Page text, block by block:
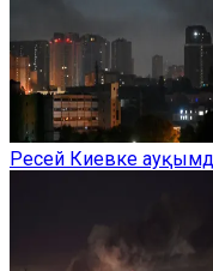
Ресей Киевке